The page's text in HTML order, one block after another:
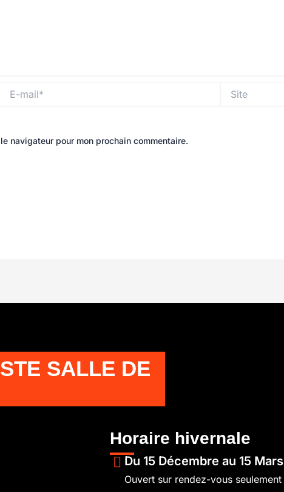
mail*
navigateur pour mon prochain commentaire.
SALLE DE
Horaire hivernale
Du 15 Décembre au 15 Mars
Ouvert sur rendez-vous seulement